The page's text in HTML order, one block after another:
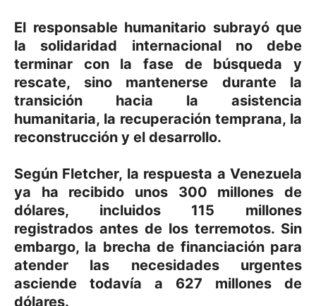
El responsable humanitario subrayó que
la solidaridad internacional no debe
terminar con la fase de búsqueda y
rescate, sino mantenerse durante la
transición hacia la asistencia
humanitaria, la recuperación temprana, la
reconstrucción y el desarrollo.
Según Fletcher, la respuesta a Venezuela
ya ha recibido unos 300 millones de
dólares, incluidos 115 millones
registrados antes de los terremotos. Sin
embargo, la brecha de financiación para
atender las necesidades urgentes
asciende todavía a 627 millones de
dólares.